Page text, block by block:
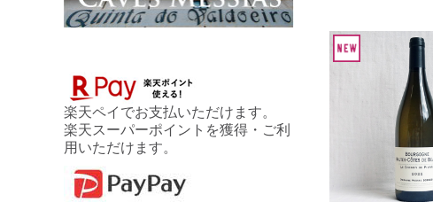
楽天ペイでお支払いただけます。
楽天スーパーポイントを獲得・ご利
用いただけます。